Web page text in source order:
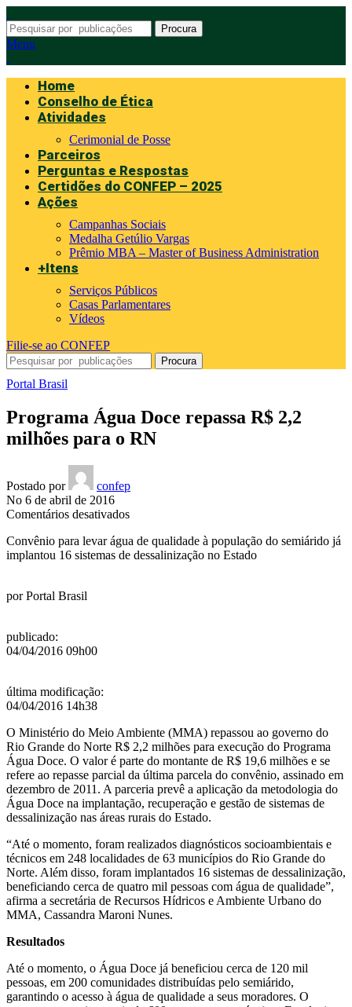
Procura
Menu
Home
Conselho de Ética
Atividades
Cerimonial de Posse
Parceiros
Perguntas e Respostas
Certidões do CONFEP – 2025
Ações
Campanhas Sociais
Medalha Getúlio Vargas
Prêmio MBA – Master of Business Administration
+Itens
Serviços Públicos
Casas Parlamentares
Vídeos
Filie-se ao CONFEP
Procura
Portal Brasil
Programa Água Doce repassa R$ 2,2
milhões para o RN
Postado por
confep
No 6 de abril de 2016
Comentários desativadosem
Água
Doce
Convênio para levar água de qualidade à população do semiárido já
implantou 16 sistemas de dessalinização no Estado
porPortal Brasil
publicado:
04/04/2016 09h00
última modificação:
04/04/2016 14h38
O Ministério do Meio Ambiente (MMA) repassou ao governo do
Rio Grande do Norte R$ 2,2 milhões para execução do Programa
Água Doce. O valor é parte do montante de R$ 19,6 milhões e se
refere ao repasse parcial da última parcela do convênio, assinado em
dezembro de 2011. A parceria prevê a aplicação da metodologia do
Água Doce na implantação, recuperação e gestão de sistemas de
dessalinização nas áreas rurais do Estado.
“Até o momento, foram realizados diagnósticos socioambientais e
técnicos em 248 localidades de 63 municípios do Rio Grande do
Norte. Além disso, foram implantados 16 sistemas de dessalinização,
beneficiando cerca de quatro mil pessoas com água de qualidade”,
afirma a secretária de Recursos Hídricos e Ambiente Urbano do
MMA, Cassandra Maroni Nunes.
Resultados
Até o momento, o Água Doce já beneficiou cerca de 120 mil
pessoas, em 200 comunidades distribuídas pelo semiárido,
garantindo o acesso à água de qualidade a seus moradores. O